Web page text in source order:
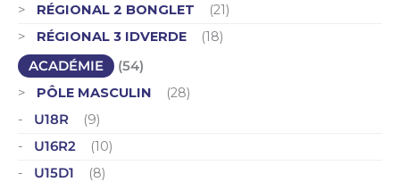
RÉGIONAL 2 BONGLET
(21)
RÉGIONAL 3 IDVERDE
(18)
ACADÉMIE
(54)
PÔLE MASCULIN
(28)
U18R
(9)
U16R2
(10)
U15D1
(8)